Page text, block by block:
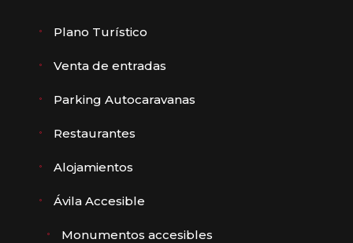
Plano Turístico
Venta de entradas
Parking Autocaravanas
Restaurantes
Alojamientos
Ávila Accesible
Monumentos accesibles